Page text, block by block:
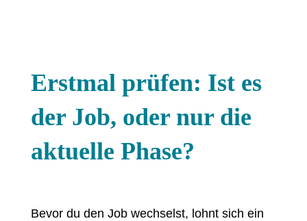
Erstmal prüfen: Ist es
der Job, oder nur die
aktuelle Phase?
Bevor du den Job wechselst, lohnt sich ein